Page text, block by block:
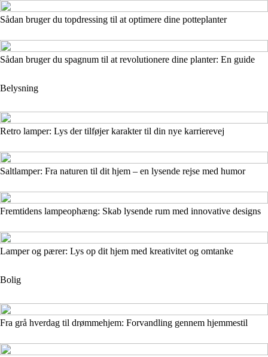
Sådan bruger du topdressing til at optimere dine potteplanter
Sådan bruger du spagnum til at revolutionere dine planter: En guide
Belysning
Retro lamper: Lys der tilføjer karakter til din nye karrierevej
Saltlamper: Fra naturen til dit hjem – en lysende rejse med humor
Fremtidens lampeophæng: Skab lysende rum med innovative designs
Lamper og pærer: Lys op dit hjem med kreativitet og omtanke
Bolig
Fra grå hverdag til drømmehjem: Forvandling gennem hjemmestil